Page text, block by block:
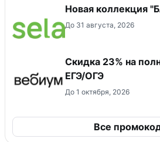
Новая коллекция
До 31 августа, 2026
Скидка 23% на
ЕГЭ/ОГЭ
До 1 октября, 2026
Все